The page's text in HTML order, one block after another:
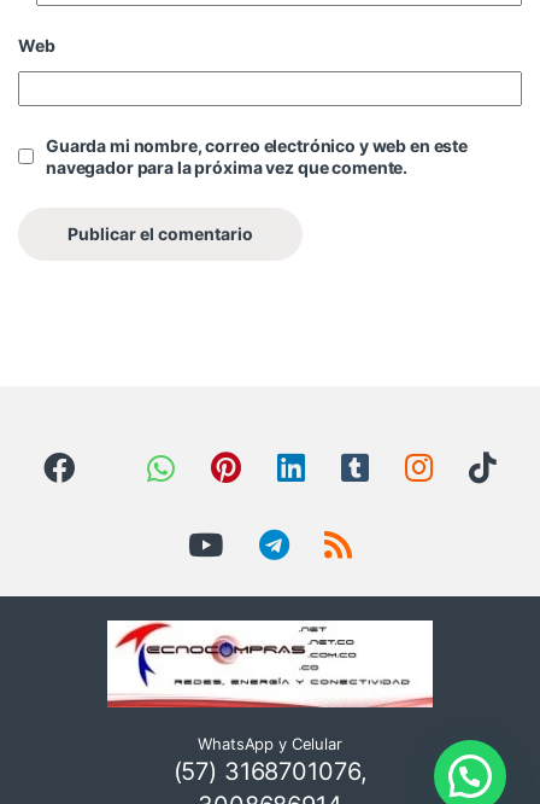
Web
Guarda mi nombre, correo electrónico y web en este
navegador para la próxima vez que comente.
WhatsApp y Celular
(57) 3168701076,